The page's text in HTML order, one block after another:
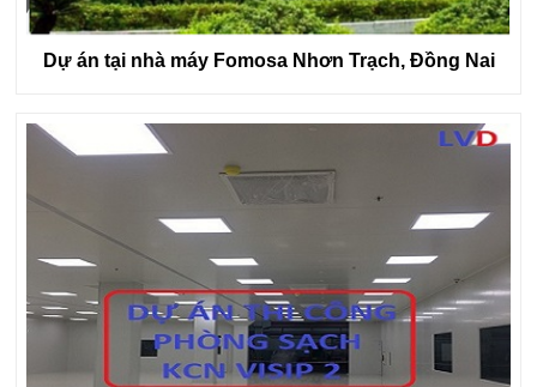
Dự án tại nhà máy Fomosa Nhơn Trạch, Đồng Nai